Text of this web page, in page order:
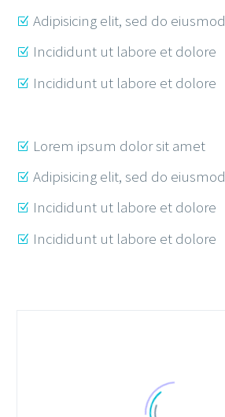
Adipisicing elit, sed do eiusmod
Incididunt ut labore et dolore
Incididunt ut labore et dolore
Lorem ipsum dolor sit amet
Adipisicing elit, sed do eiusmod
Incididunt ut labore et dolore
Incididunt ut labore et dolore